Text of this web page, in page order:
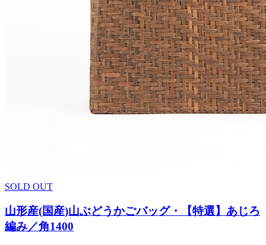
SOLD OUT
山形産(国産)山ぶどうかごバッグ・【特選】あじろ
編み／角1400